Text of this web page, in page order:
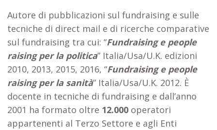
Autore di pubblicazioni sul fundraising e sulle
tecniche di direct mail e di ricerche comparative
sul fundraising tra cui: “Fundraising e people
raising per la politica” Italia/Usa/U.K. edizioni
2010, 2013, 2015, 2016, “Fundraising e people
raising per la sanità” Italia/Usa/U.K. 2012. È
docente in tecniche di fundraising e dall’anno
2001 ha formato oltre 12.000 operatori
appartenenti al Terzo Settore e agli Enti